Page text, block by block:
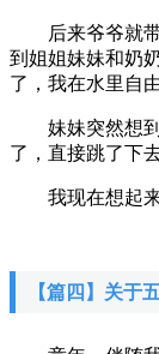
后来爷爷就带
到姐姐妹妹和奶
了，我在水里自
妹妹突然想到
了，直接跳了下
我现在想起来
【篇四】关于